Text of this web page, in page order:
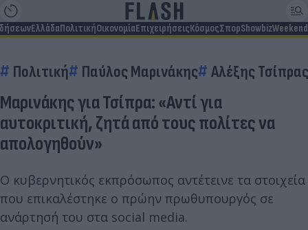
ΕλλάδαΠολιτικήΟικονομίαΕπιχειρήσειςΚόσμοςΣπορShowbizWeekend
Πολιτική Παύλος Μαρινάκης Αλέξης Τσίπρας
Μαρινάκης για Τσίπρα: «Αντί για
αυτοκριτική, ζητά από τους πολίτες να
απολογηθούν»
Ο κυβερνητικός εκπρόσωπος αντέτεινε τα στοιχεία
που επικαλέστηκε ο πρώην πρωθυπουργός σε
ανάρτησή του στα social media.